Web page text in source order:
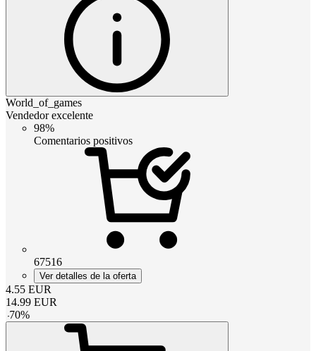
World_of_games
Vendedor excelente
98%
Comentarios positivos
67516
Ver detalles de la oferta
4.55 EUR
14.99 EUR
-70%